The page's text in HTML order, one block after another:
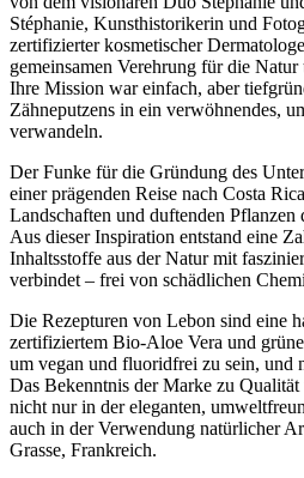
Stéphanie, Kunsthistorikerin und
zertifizierter kosmetischer
gemeinsamen Verehrung für die
Ihre Mission war einfach, aber
Zähneputzens in ein verwöhnendes,
verwandeln.
Der Funke für die Gründung des
einer prägenden Reise nach Costa
Landschaften und duftenden
Aus dieser Inspiration entstand eine
Inhaltsstoffe aus der Natur mit
verbindet – frei von schädlichen
Die Rezepturen von Lebon sind eine
zertifiziertem Bio-Aloe Vera und
um vegan und fluoridfrei zu sein, und
Das Bekenntnis der Marke zu
nicht nur in der eleganten,
auch in der Verwendung natürlicher
Grasse, Frankreich.